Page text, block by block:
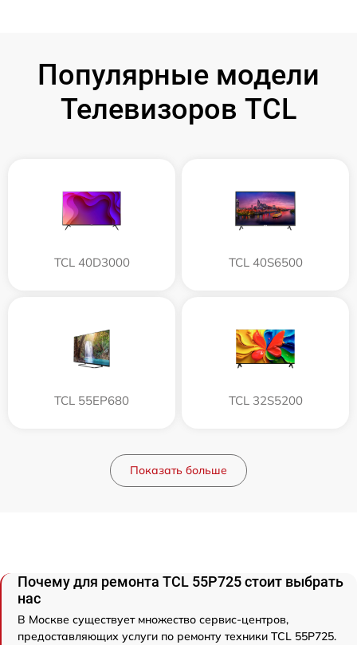
Популярные модели
Телевизоров TCL
TCL 40D3000 TCL 40S6500
TCL 55EP680 TCL 32S5200
Показать больше
Почему для ремонта TCL 55P725 стоит выбрать
нас
В Москве существует множество сервис-центров,
предоставляющих услуги по ремонту техники TCL 55P725.